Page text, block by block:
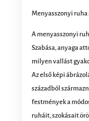
Menyasszonyi
A menyasszonyi
Szabása, anyaga
milyen vallást
Az első képi
századból
festmények a
ruháit, szokásait